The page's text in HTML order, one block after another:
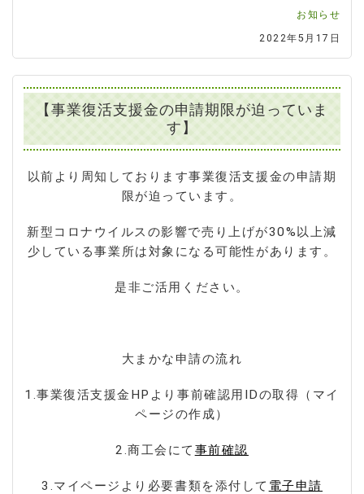
お知らせ
2022年5月17日
【事業復活支援金の申請期限が迫っていま
す】
以前より周知しております事業復活支援金の申請期
限が迫っています。
新型コロナウイルスの影響で売り上げが30%以上減
少している事業所は対象になる可能性があります。
是非ご活用ください。
大まかな申請の流れ
1.事業復活支援金HPより事前確認用IDの取得（マイ
ページの作成）
2.商工会にて 事前確認
3.マイページより必要書類を添付して 電子申請